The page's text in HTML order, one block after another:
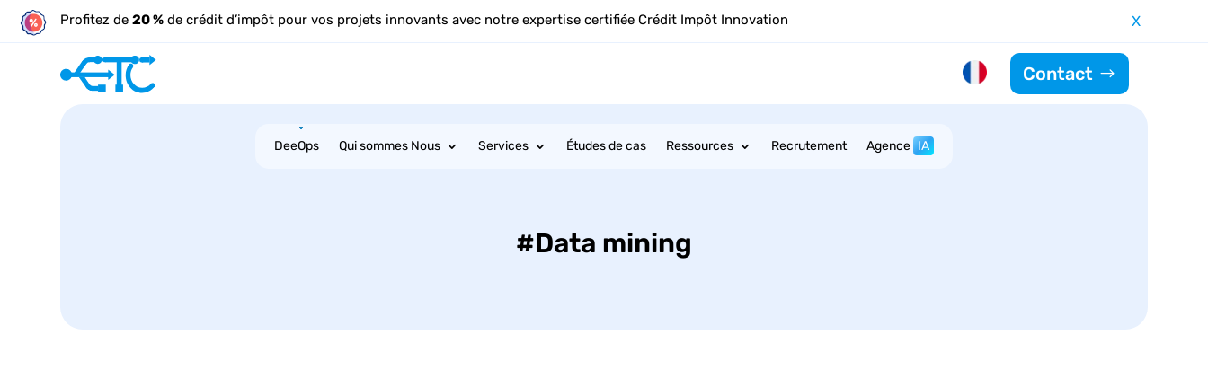
Profitez de20 % de crédit d’impôt pour vos projets innovants avec notre expertise certifiée Crédit Impôt Innovation X
Contact
DeeOps Qui sommes Nous Services Études de cas Ressources Recrutement Agence IA
#Data mining